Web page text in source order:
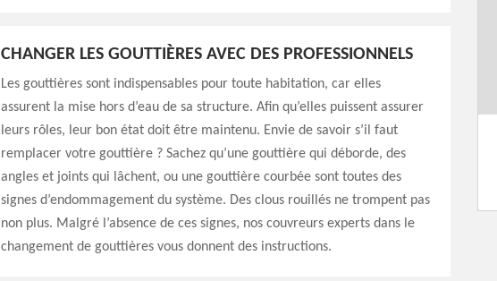
CHANGER LES GOUTTIÈRES AVEC DES PROFESSIONNELS
Les gouttières sont indispensables pour toute habitation, car elles
assurent la mise hors d’eau de sa structure. Afin qu’elles puissent assurer
leurs rôles, leur bon état doit être maintenu. Envie de savoir s’il faut
remplacer votre gouttière ? Sachez qu’une gouttière qui déborde, des
angles et joints qui lâchent, ou une gouttière courbée sont toutes des
signes d’endommagement du système. Des clous rouillés ne trompent pas
non plus. Malgré l’absence de ces signes, nos couvreurs experts dans le
changement de gouttières vous donnent des instructions.